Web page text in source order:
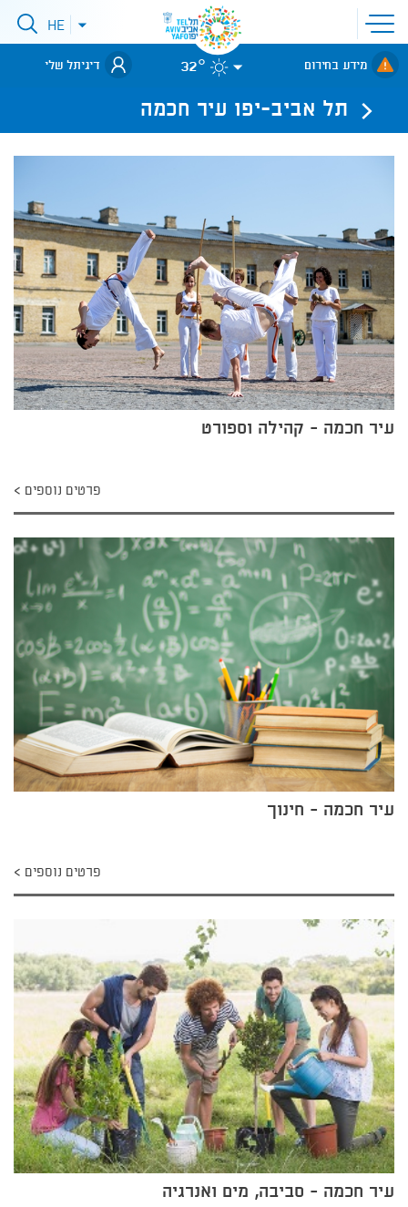
פתיחת
תפריט
אתר
לאתר עיריית
תל-אביב
פתיחתHE
מידע בחירום 32° דיגיתל שלי
תל אביב-יפו עיר חכמה
עיר חכמה - קהילה וספורט
פרטים נוספים
עיר חכמה - חינוך
פרטים נוספים
עיר חכמה - סביבה, מים ואנרגיה